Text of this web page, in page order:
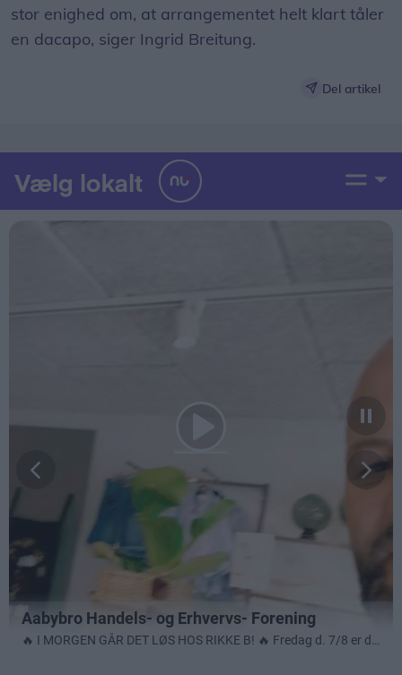
stor enighed om, at arrangementet helt klart tåler
en dacapo, siger Ingrid Breitung.
Del artikel